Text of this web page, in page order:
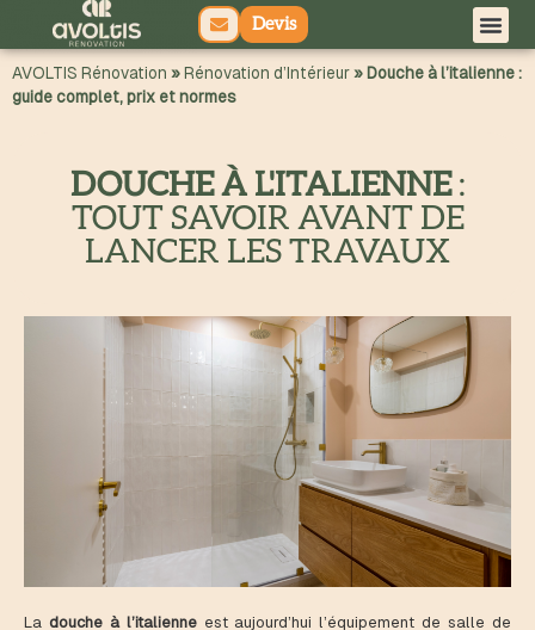
principal
Devis
AVOLTIS Rénovation »Rénovation d’Intérieur» Douche à l’italienne :
guide complet, prix et normes
DOUCHE À L'ITALIENNE:
TOUT SAVOIR AVANT DE
LANCER LES TRAVAUX
La douche à l’italienneest aujourd’hui l’équipement de salle de